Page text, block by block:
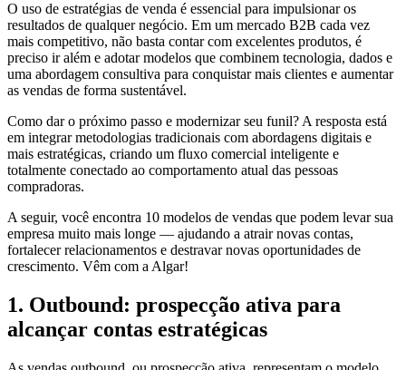
O uso de estratégias de venda é essencial para impulsionar os
resultados de qualquer negócio. Em um mercado B2B cada vez
mais competitivo, não basta contar com excelentes produtos, é
preciso ir além e adotar modelos que combinem tecnologia, dados e
uma abordagem consultiva para conquistar mais clientes e aumentar
as vendas de forma sustentável.
Como dar o próximo passo e modernizar seu funil? A resposta está
em integrar metodologias tradicionais com abordagens digitais e
mais estratégicas, criando um fluxo comercial inteligente e
totalmente conectado ao comportamento atual das pessoas
compradoras.
A seguir, você encontra 10 modelos de vendas que podem levar sua
empresa muito mais longe — ajudando a atrair novas contas,
fortalecer relacionamentos e destravar novas oportunidades de
crescimento. Vêm com a Algar!
1. Outbound: prospecção ativa para
alcançar contas estratégicas